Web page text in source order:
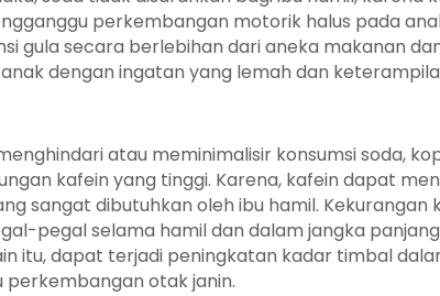
perkembangan motorik halus pada
gula secara berlebihan dari aneka makanan
dengan ingatan yang lemah dan
atau meminimalisir konsumsi soda,
kafein yang tinggi. Karena, kafein dapat
sangat dibutuhkan oleh ibu hamil. Kekurangan
pegal selama hamil dan dalam jangka
itu, dapat terjadi peningkatan kadar timbal
otak janin.